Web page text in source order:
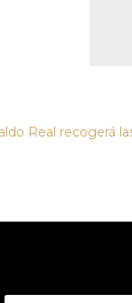
Real recogerá